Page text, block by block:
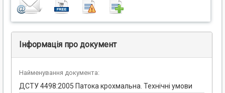
Інформація про документ
Найменування документа:
ДСТУ 4498:2005 Патока крохмальна. Технічні умови